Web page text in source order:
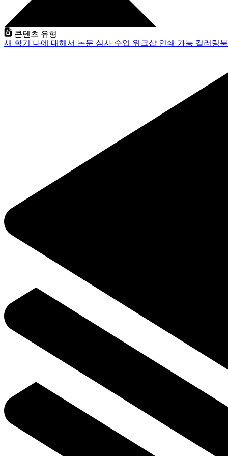
콘텐츠 유형
새 학기 나에 대해서 논문 심사 수업 워크샵 인쇄 가능 컬러링북